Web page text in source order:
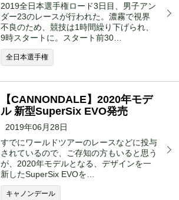
2019全日本選手権ロード3日目、男子アン
ダー23のレースが行われた。濃霧で視界
不良のため、競技は1時間繰り下げられ、
9時スタートに。スタート前30…
全日本選手権
【CANNONDALE】2020年モデ
ル 新型SuperSix EVO発売
2019年06月28日
すでにワールドツアーのレースなどに投与
されているので、ご存知の方もいると思う
が、2020年モデルとなる、デザインを一
新したSuperSix EVOを…
キャノンデール